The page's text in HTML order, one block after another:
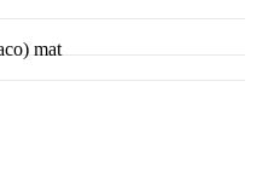
mat